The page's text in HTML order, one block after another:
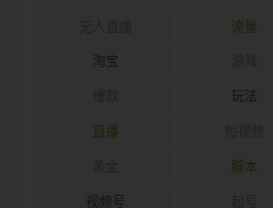
流量
淘宝
玩法
直播
脚本
视频号